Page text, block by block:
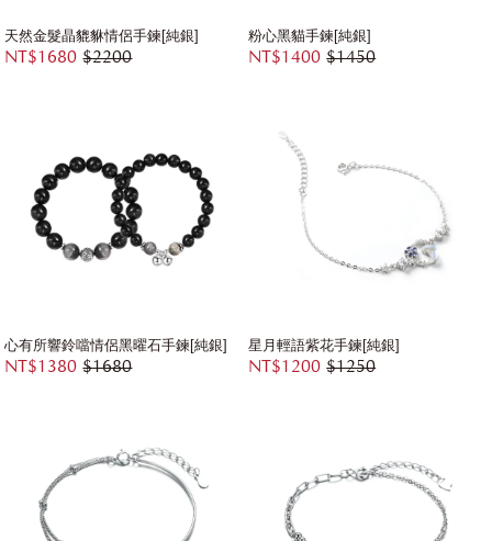
天然金髮晶貔貅情侶手鍊[純銀]
NT$1680 $2200
粉心黑貓手鍊[純銀]
NT$1400 $1450
心有所響鈴噹情侶黑曜石手鍊[純銀]
NT$1380 $1680
星月輕語紫花手鍊[純銀]
NT$1200 $1250